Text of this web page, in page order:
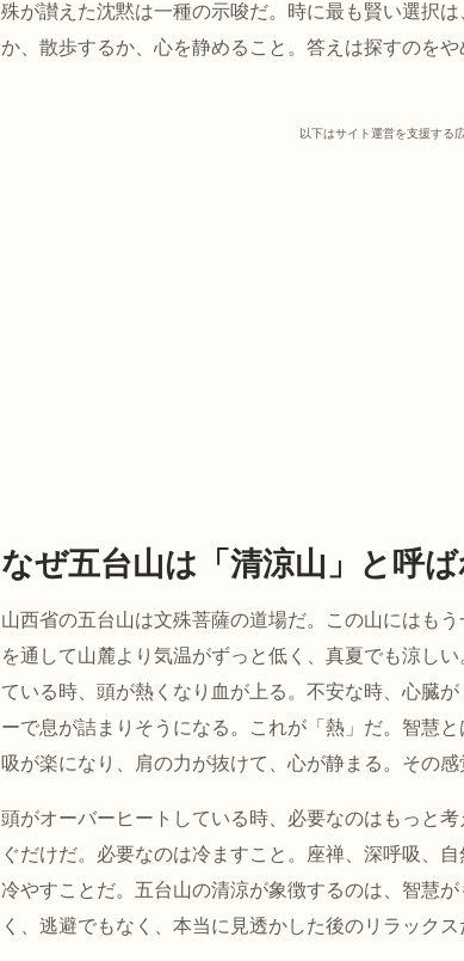
殊が讃えた沈黙は一種の示唆だ。時に最も賢い選択
か、散歩するか、心を静めること。答えは探すのを
以下はサイト運営を支援する
なぜ五台山は「清涼山」と呼
山西省の五台山は文殊菩薩の道場だ。この山にはも
を通して山麓より気温がずっと低く、真夏でも涼し
ている時、頭が熱くなり血が上る。不安な時、心臓
ーで息が詰まりそうになる。これが「熱」だ。智慧
吸が楽になり、肩の力が抜けて、心が静まる。その感
頭がオーバーヒートしている時、必要なのはもっと
ぐだけだ。必要なのは冷ますこと。座禅、深呼吸、
冷やすことだ。五台山の清涼が象徴するのは、智慧
く、逃避でもなく、本当に見透かした後のリラックス